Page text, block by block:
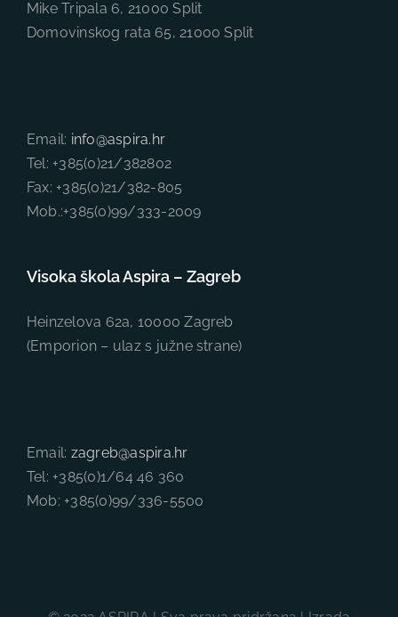
Mike Tripala 6, 21000 Split
Domovinskog rata 65, 21000 Split
Email: info@aspira.hr
Tel: +385(0)21/382802
Fax: +385(0)21/382-805
Mob.:+385(0)99/333-2009
Visoka škola Aspira – Zagreb
Heinzelova 62a, 10000 Zagreb
(Emporion – ulaz s južne strane)
Email: zagreb@aspira.hr
Tel: +385(0)1/64 46 360
Mob: +385(0)99/336-5500